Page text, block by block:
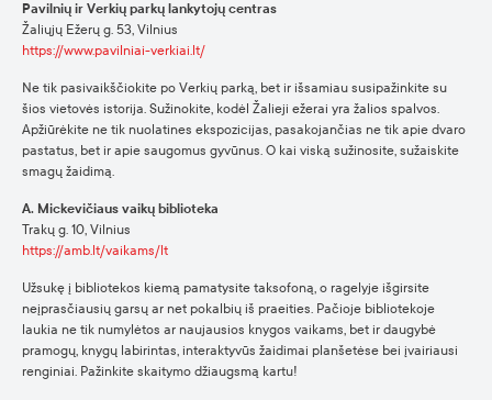
Pavilnių ir Verkių parkų lankytojų centras
Žaliųjų Ežerų g. 53, Vilnius
https://www.pavilniai-verkiai.lt/
Ne tik pasivaikščiokite po Verkių parką, bet ir išsamiau susipažinkite su
šios vietovės istorija. Sužinokite, kodėl Žalieji ežerai yra žalios spalvos.
Apžiūrėkite ne tik nuolatines ekspozicijas, pasakojančias ne tik apie dvaro
pastatus, bet ir apie saugomus gyvūnus. O kai viską sužinosite, sužaiskite
smagų žaidimą.
A. Mickevičiaus vaikų biblioteka
Trakų g. 10, Vilnius
https://amb.lt/vaikams/lt
Užsukę į bibliotekos kiemą pamatysite taksofoną, o ragelyje išgirsite
neįprasčiausių garsų ar net pokalbių iš praeities. Pačioje bibliotekoje
laukia ne tik numylėtos ar naujausios knygos vaikams, bet ir daugybė
pramogų, knygų labirintas, interaktyvūs žaidimai planšetėse bei įvairiausi
renginiai. Pažinkite skaitymo džiaugsmą kartu!